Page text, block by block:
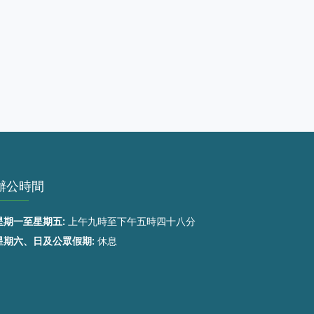
公時間
期一至星期五: 上午九時至下午五時四十八分
期六、日及公眾假期: 休息